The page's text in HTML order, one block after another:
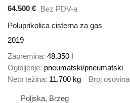
64.500 € Bez PDV-a
Poluprikolica cisterna za gas
2019
Zapremina 48.350 l
Ogibljenje pneumatski/pneumatski
Neto težina 11.700 kg Broj osovina
Poljska, Brzeg